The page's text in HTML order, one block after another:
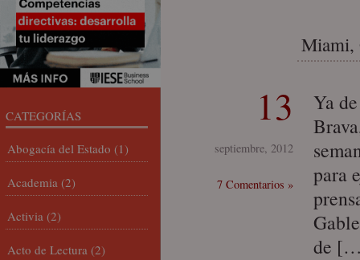
Miami,
13
septiembre, 2012
7 Comentarios »
Ya
para
de
CATEGORÍAS
Abogacía del Estado (1)
Academia (2)
Activia (2)
Acto de Lectura (2)